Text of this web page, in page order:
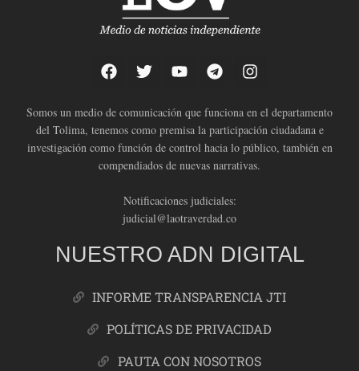
Somos un medio de comunicación que funciona en el departamento
del Tolima, tenemos como premisa la participación ciudadana e
investigación como función de control hacia lo público, también en
compendiados de nuevas narrativas.
Notificaciones judiciales:
judicial@laotraverdad.co
NUESTRO ADN DIGITAL
INFORME TRANSPARENCIA JTI
POLÍTICAS DE PRIVACIDAD
PAUTA CON NOSOTROS